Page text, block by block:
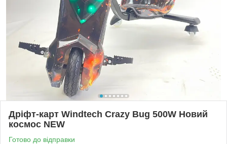
Дріфт-карт Windtech Crazy Bug 500W Новий
космос NEW
Готово до відправки